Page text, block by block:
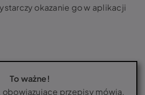
okazanie go w aplikacji
To ważne!
przepisy mówią,